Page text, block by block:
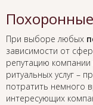
При выборе любых
зависимости от
репутацию компании
ритуальных услуг –
потратить немного
интересующих